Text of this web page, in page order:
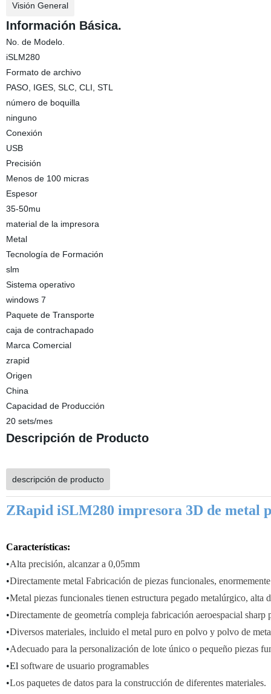
Visión General
Información Básica.
No. de Modelo.
iSLM280
Formato de archivo
PASO, IGES, SLC, CLI, STL
número de boquilla
ninguno
Conexión
USB
Precisión
Menos de 100 micras
Espesor
35-50mu
material de la impresora
Metal
Tecnología de Formación
slm
Sistema operativo
windows 7
Paquete de Transporte
caja de contrachapado
Marca Comercial
zrapid
Origen
China
Capacidad de Producción
20 sets/mes
Descripción de Producto
descripción de producto
ZRapid iSLM280 impresora 3D de metal
Características:
•Alta precisión, alcanzar a 0,05mm
•Directamente metal Fabricación de piezas funcionales,
•Metal piezas funcionales tienen estructura pegado metalúrgico, alta
•Directamente de geometría compleja fabricación aeroespacial sharp
•Diversos materiales, incluido el metal puro en polvo y polvo de
•Adecuado para la personalización de lote único o pequeño piezas
•El software de usuario programables
•Los paquetes de datos para la construcción de diferentes materiales.